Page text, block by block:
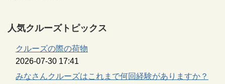
人気クルーズトピックス
クルーズの際の荷物
2026-07-30 17:41
みなさんクルーズはこれまで何回経験がありますか？